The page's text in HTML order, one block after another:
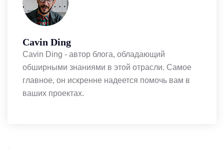
Cavin Ding
Cavin Ding - автор блога, обладающий
обширными знаниями в этой отрасли. Самое
главное, он искренне надеется помочь вам в
ваших проектах.